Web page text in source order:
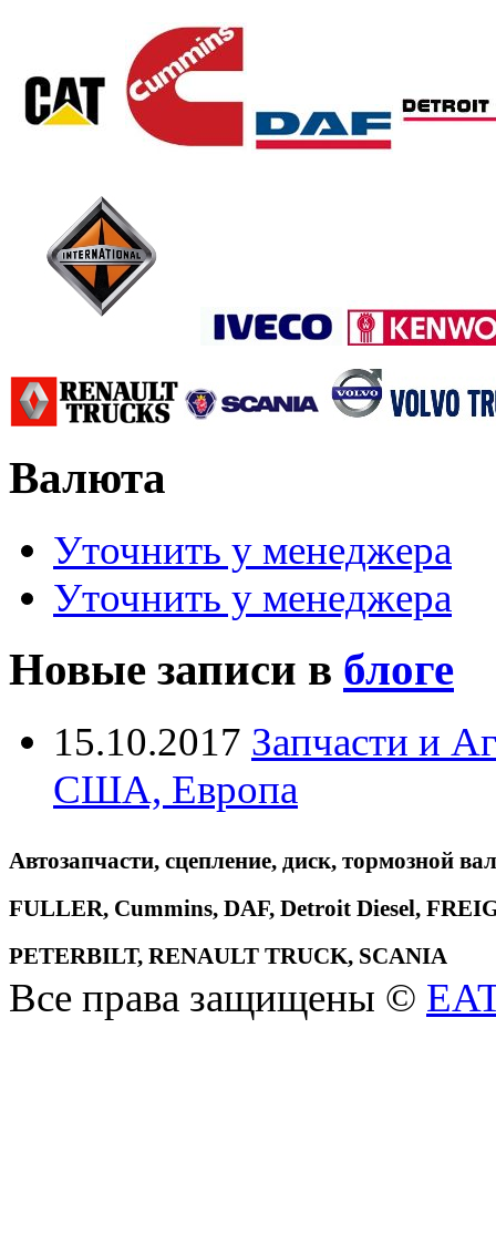
Валюта
Уточнить у менеджера
Уточнить у менеджера
Новые записи в блоге
15.10.2017 Запчасти и
США, Европа
Автозапчасти, сцепление, диск, тормозной
FULLER, Cummins, DAF, Detroit Diesel,
PETERBILT, RENAULT TRUCK, SCANIA
Все права защищены ©